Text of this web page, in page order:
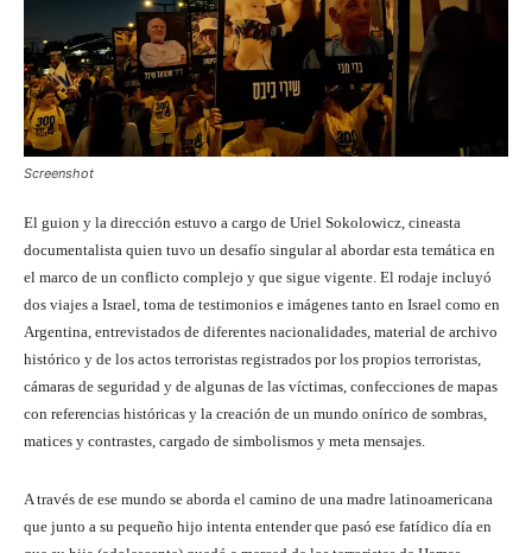
Screenshot
El guion y la dirección estuvo a cargo de Uriel Sokolowicz, cineasta
documentalista quien tuvo un desafío singular al abordar esta temática en
el marco de un conflicto complejo y que sigue vigente. El rodaje incluyó
dos viajes a Israel, toma de testimonios e imágenes tanto en Israel como en
Argentina, entrevistados de diferentes nacionalidades, material de archivo
histórico y de los actos terroristas registrados por los propios terroristas,
cámaras de seguridad y de algunas de las víctimas, confecciones de mapas
con referencias históricas y la creación de un mundo onírico de sombras,
matices y contrastes, cargado de simbolismos y meta mensajes.
A través de ese mundo se aborda el camino de una madre latinoamericana
que junto a su pequeño hijo intenta entender que pasó ese fatídico día en